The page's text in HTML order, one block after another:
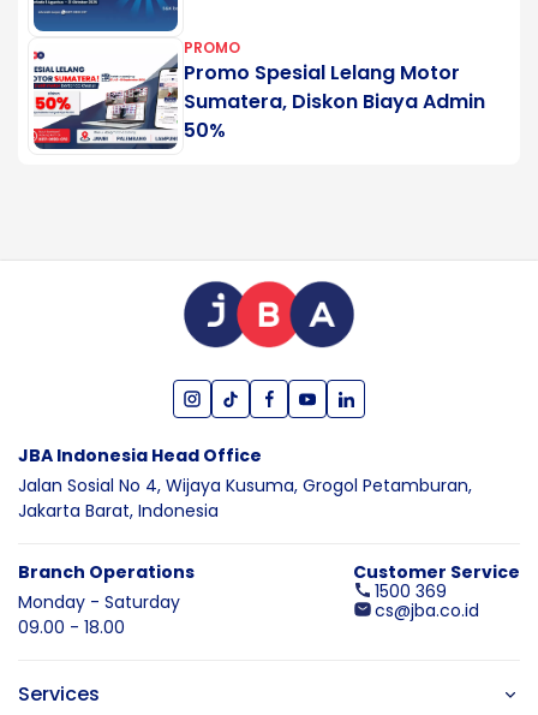
PROMO
Promo Spesial Lelang Motor
Sumatera, Diskon Biaya Admin
50%
JBA Indonesia Head Office
Jalan Sosial No 4, Wijaya Kusuma, Grogol Petamburan,
Jakarta Barat, Indonesia
Branch Operations
Monday - Saturday
09.00 - 18.00
Customer Service
1500 369
cs@jba.co.id
Services